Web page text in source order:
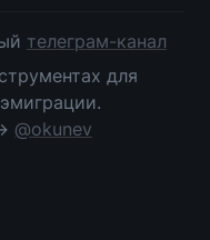
телеграм-канал
для
@okunev